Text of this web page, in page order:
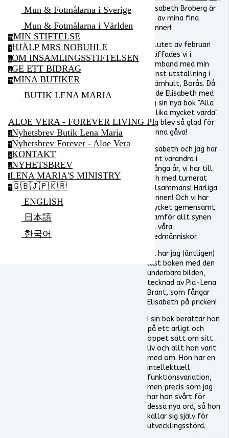
Mun & Fotmålarna i Sverige
Mun & Fotmålarna i Världen
mMIN STIFTELSE
hHJÄLP MRS NOBUHLE
oOM INSAMLINGSSTIFTELSEN
gGE ETT BIDRAG
mMINA BUTIKER
BUTIK LENA MARIA
ALOE VERA - FOREVER LIVING PRODUCTS
nNyhetsbrev Butik Lena Maria
nNyhetsbrev Forever - Aloe Vera
kKONTAKT
nNYHETSBREV
lLENA MARIA'S MINISTRY
p🇬🇧🇯🇵🇰🇷
ENGLISH
日本語
한국어
Elisabeth Broberg är
en av mina fina
vänner!
I slutet av februari
träffades vi i
samband med min
konst utställning i
Brämhult, Borås. Då
hade Elisabeth med
sig sin nya bok "Alla
är lika mycket värda".
Jag blev så glad för
denna gåva!
Elisabeth och jag har
känt varandra i
många år, vi har till
och med turnerat
tillsammans! Härliga
minnen! Och vi har
mycket gemensamt.
Framför allt synen
på våra
medmänniskor.
Nu har jag (äntligen)
läst boken med den
underbara bilden,
tecknad av Pia-Lena
Brant, som fångar
Elisabeth på pricken!
I sin bok berättar hon
på ett ärligt och
öppet sätt om sitt
liv och allt hon varit
med om. Hon har en
intellektuell
funktionsvariation,
men precis som jag
har hon svårt för
dessa nya ord, så hon
kallar sig själv för
utvecklingsstörd.